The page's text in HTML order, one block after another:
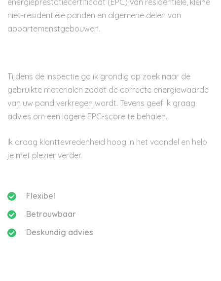
energieprestatiecertificaat (EPC) van residentiële, kleine
niet-residentiële panden en algemene delen van
appartemenstgebouwen.
Tijdens de inspectie ga ik grondig op zoek naar de
gebruikte materialen zodat de correcte energiewaarde
van uw pand verkregen wordt. Tevens geef ik graag
advies om een lagere EPC-score te behalen.
Ik draag klanttevredenheid hoog in het vaandel en help
je met plezier verder.
Flexibel
Betrouwbaar
Deskundig advies